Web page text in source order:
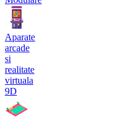
Aparate
arcade
si
realitate
virtuala
9D